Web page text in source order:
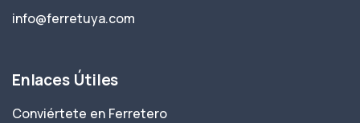
info@ferretuya.com
Enlaces Útiles
Conviértete en Ferretero